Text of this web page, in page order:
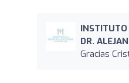
INSTITUTO
DR.
Gracias